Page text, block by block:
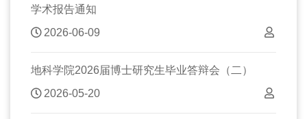
学术报告通知
2026-06-09
地科学院2026届博士研究生毕业答辩会（二）
2026-05-20